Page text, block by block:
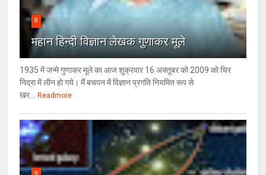
8
महान हिन्दी विज्ञान लेखक गुणाकर मूले
1935 में जन्मे गुणाकर मूले का आज शुक्रवार 16 अक्तूबर को 2009 को चिर
निद्रा में लीन हो गये। मैं बचपन में विज्ञान प्रगति नियमित रूप से
खर...
Readmore
9